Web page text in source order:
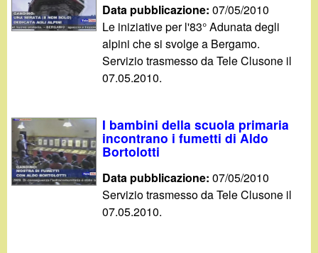
Data pubblicazione:07/05/2010
Le iniziative per l'83° Adunata degli
alpini che si svolge a Bergamo.
Servizio trasmesso da Tele Clusone il
07.05.2010.
I bambini della scuola primaria
incontrano i fumetti di Aldo
Bortolotti
Data pubblicazione:07/05/2010
Servizio trasmesso da Tele Clusone il
07.05.2010.